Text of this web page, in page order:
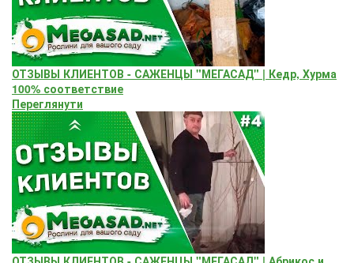
ОТЗЫВЫ КЛИЕНТОВ - САЖЕНЦЫ "МЕГАСАД" | Кедр, Хурма
100% соответствие
Переглянути